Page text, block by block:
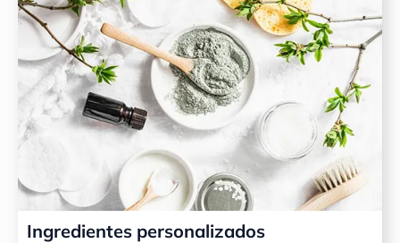
Ingredientes personalizados